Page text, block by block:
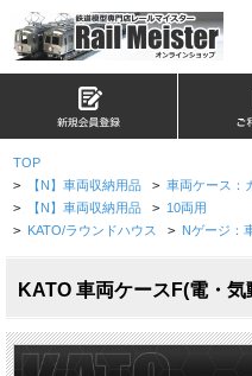
TOP
> 【N】車両収納用品 > 車両ケース：
> 【N】車両収納用品 > 10両用
> KATO/ラウンドハウス > Nゲージ：
KATO 車両ケースF(電・